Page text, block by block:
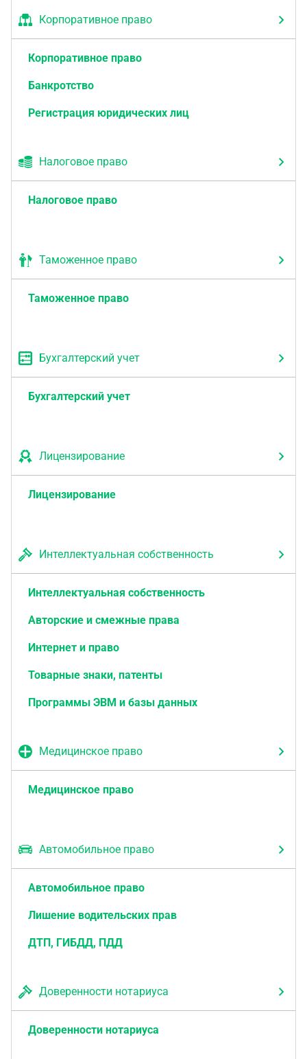
Корпоративное право
Корпоративное право
Банкротство
Регистрация юридических лиц
Налоговое право
Налоговое право
Таможенное право
Таможенное право
Бухгалтерский учет
Бухгалтерский учет
Лицензирование
Лицензирование
Интеллектуальная собственность
Интеллектуальная собственность
Авторские и смежные права
Интернет и право
Товарные знаки, патенты
Программы ЭВМ и базы данных
Медицинское право
Медицинское право
Автомобильное право
Автомобильное право
Лишение водительских прав
ДТП, ГИБДД, ПДД
Доверенности нотариуса
Доверенности нотариуса